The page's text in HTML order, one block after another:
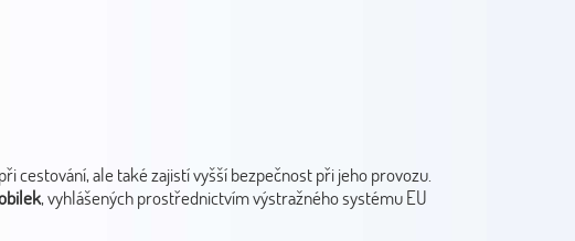
cestování, ale také zajistí vyšší bezpečnost při jeho provozu.
, vyhlášených prostřednictvím výstražného systému EU